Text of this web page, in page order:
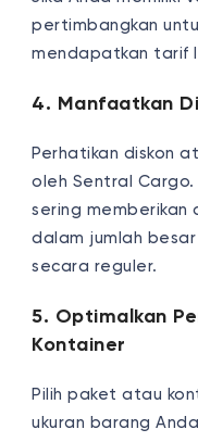
pertimbangkan
mendapatkan tarif
4. Manfaatkan
Perhatikan diskon
oleh Sentral
sering memberikan
dalam jumlah
secara reguler.
5. Optimalkan
Kontainer
Pilih paket atau
ukuran barang